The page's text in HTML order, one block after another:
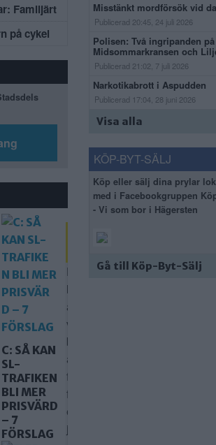
Familjärt
på cykel
C: SÅ KAN
SL-
TRAFIKEN
BLI MER
PRISVÄRD
– 7
FÖRSLAG
DAGENS
Hur
långt
är
vi
beredda
att
flytta
för
ett
jobb?
Misstänkt mordförsök vid
Publicerad 20:45, 24 juli 2026
Polisen: Två ingripanden
Midsommarkransen och
Publicerad 21:02, 7 juli 2026
Narkotikabrott i Aspudden
Publicerad 17:04, 28 juni 2026
Visa alla
KÖP-BYT-SÄLJ
Köp eller sälj dina prylar
med i Facebookgruppen
- Vi som bor i Hägersten
Gå till Köp-Byt-Sälj